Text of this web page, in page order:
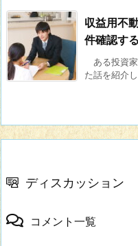
収益用不
件確認す
ある投資
た話を紹介
ディスカッション
コメント一覧